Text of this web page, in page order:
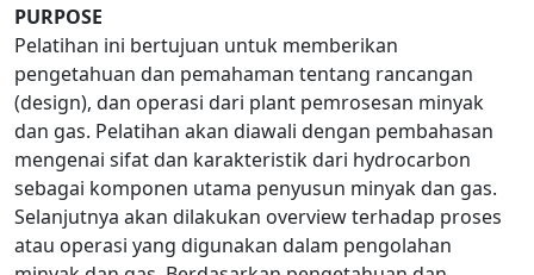
PURPOSE
Pelatihan ini bertujuan untuk memberikan
pengetahuan dan pemahaman tentang rancangan
(design), dan operasi dari plant pemrosesan minyak
dan gas. Pelatihan akan diawali dengan pembahasan
mengenai sifat dan karakteristik dari hydrocarbon
sebagai komponen utama penyusun minyak dan gas.
Selanjutnya akan dilakukan overview terhadap proses
atau operasi yang digunakan dalam pengolahan